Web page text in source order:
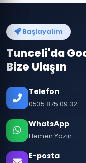
Başlayalım
Tunceli'da
Bize Ulaşın
Telefon
0535 875 09 32
WhatsApp
Hemen Yazın
E-posta